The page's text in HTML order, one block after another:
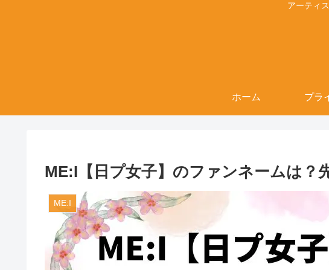
アーティ
ホーム プラ
ME:I【日プ女子】のファンネームは？
ME:I